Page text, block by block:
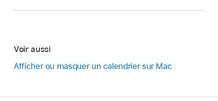
Voir aussi
Afficher ou masquer un calendrier sur Mac